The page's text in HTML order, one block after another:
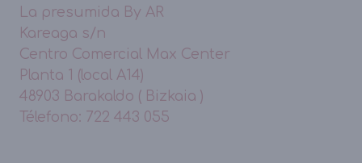
La presumida By AR
Kareaga s/n
Centro Comercial Max Center
Planta 1 (local A14)
48903 Barakaldo ( Bizkaia )
Télefono: 722 443 055